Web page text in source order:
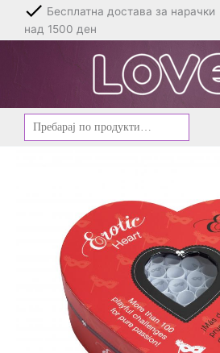
content
Бесплатна достава за нарачки
над 1500 ден
Барај
за: